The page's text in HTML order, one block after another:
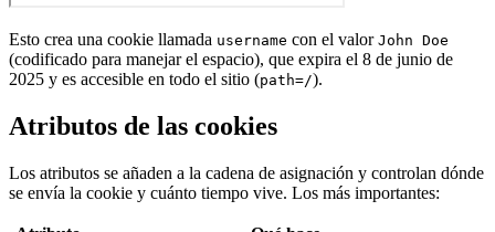
Esto crea una cookie llamada username con el valor John Doe
(codificado para manejar el espacio), que expira el 8 de junio de
2025 y es accesible en todo el sitio (path=/).
Atributos de las cookies
Los atributos se añaden a la cadena de asignación y controlan dónde
se envía la cookie y cuánto tiempo vive. Los más importantes: